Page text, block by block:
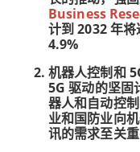
Business
计到 2032 年
4.9%
机器人控制和
5G 驱动的坚固
器人和自动控
业和国防业向
讯的需求至关重